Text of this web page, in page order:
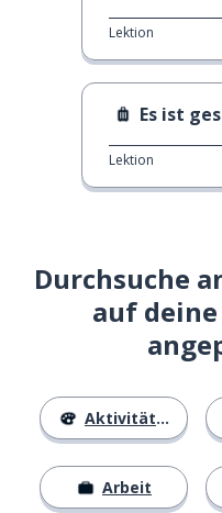
Lektion
Es ist
Lektion
Durchsuche
auf
Aktivitäten
Arbeit